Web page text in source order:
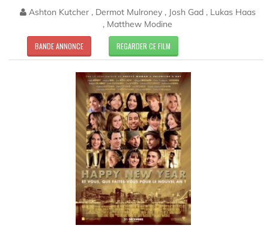
Ashton Kutcher , Dermot Mulroney , Josh Gad , Lukas Haas
, Matthew Modine
BANDE ANNONCE REGARDER CE FILM